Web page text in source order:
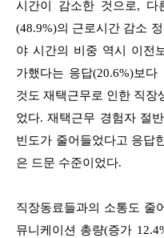
시간이 감소한 것으로, 다
(48.9%)의 근로시간 감소
야 시간의 비중 역시 이전
가했다는 응답(20.6%)보
것도 재택근무로 인한 직장
었다. 재택근무 경험자 절
빈도가 줄어들었다고 응답
은 드문 수준이었다.
직장동료들과의 소통도 줄
뮤니케이션 총량(증가